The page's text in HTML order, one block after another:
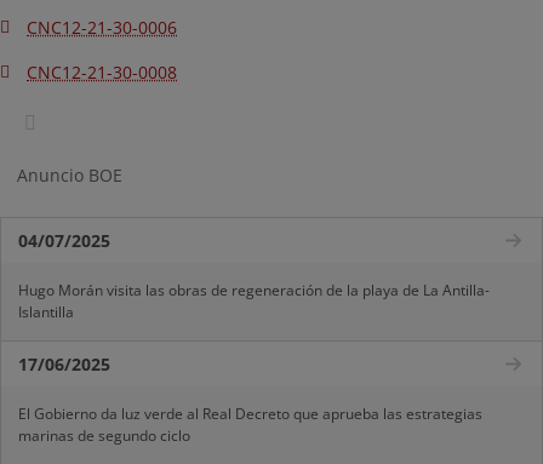
CNC12-21-30-0006
CNC12-21-30-0008
Anuncio BOE
04/07/2025
Hugo Morán visita las obras de regeneración de la playa de La Antilla-
Islantilla
17/06/2025
El Gobierno da luz verde al Real Decreto que aprueba las estrategias
marinas de segundo ciclo